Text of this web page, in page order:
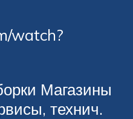
watch?
Магазины
технич.